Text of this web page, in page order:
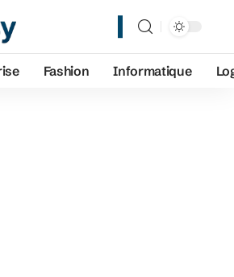
Fashion Informatique